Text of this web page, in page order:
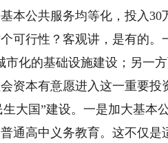
本公共服务均等化，投入
行性？客观讲，是有的。
市化的基础设施建设；另一
资本有意愿进入这一重要投
国”建设。一是加大基本
通高中义务教育。这不仅